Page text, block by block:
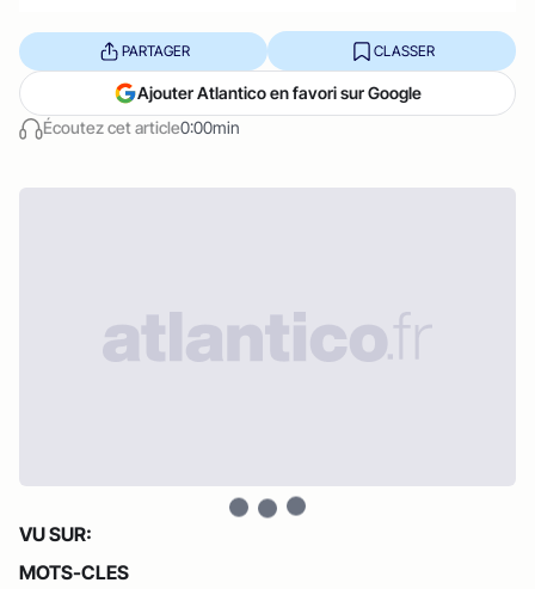
Écoutez cet article0:00min
PARTAGER CLASSER
Ajouter Atlantico en favori sur Google
VU SUR:
MOTS-CLES